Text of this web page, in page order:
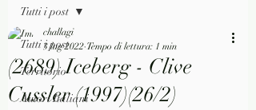
Tutti i post
Territorio
Autori Italiani
Tutti i post
(2689) Iceberg - Clive
Cussler (1997)(26/2)
challagi
3 lug 2022 Tempo di lettura: 1 min